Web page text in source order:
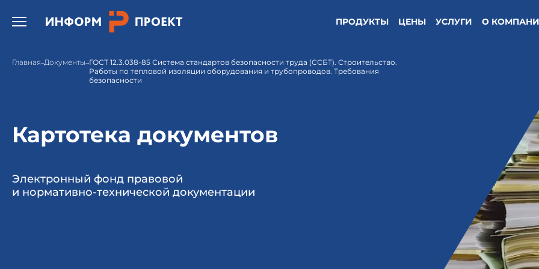
Открыть бургер меню. ПРОДУКТЫ ЦЕНЫ УСЛУГИ О
Главная Документы ГОСТ 12.3.038-85 Система стандартов безопасности труда (ССБТ). Строительство.
Работы по тепловой изоляции оборудования и трубопроводов. Требования
безопасности
Картотека документов
Электронный фонд правовой
и нормативно-технической документации